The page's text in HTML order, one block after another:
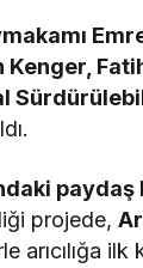
Kenger,
projede,
arıcılığa